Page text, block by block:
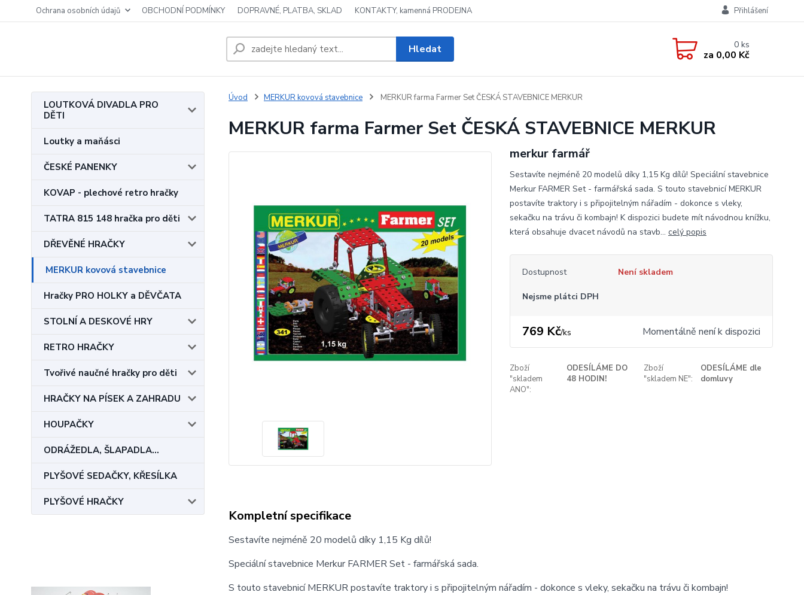
Ochrana osobních údajů OBCHODNÍ PODMÍNKY DOPRAVNÉ, PLATBA, SKLAD KONTAKTY, kamenná PRODEJNA Přihlášení
Hledat 0ks
za 0,00 Kč
LOUTKOVÁ DIVADLA PRO
DĚTI
Loutky a maňásci
ČESKÉ PANENKY
KOVAP - plechové retro hračky
TATRA 815 148 hračka pro děti
DŘEVĚNÉ HRAČKY
MERKUR kovová stavebnice
Hračky PRO HOLKY a DĚVČATA
STOLNÍ A DESKOVÉ HRY
RETRO HRAČKY
Tvořivé naučné hračky pro děti
HRAČKY NA PÍSEK A ZAHRADU
HOUPAČKY
ODRÁŽEDLA, ŠLAPADLA...
PLYŠOVÉ SEDAČKY, KŘESÍLKA
PLYŠOVÉ HRAČKY
Úvod MERKUR kovová stavebnice MERKUR farma Farmer Set ČESKÁ STAVEBNICE MERKUR
MERKUR farma Farmer Set ČESKÁ STAVEBNICE MERKUR
merkur farmář
Sestavíte nejméně 20 modelů díky 1,15 Kg dílů! Speciální stavebnice
Merkur FARMER Set - farmářská sada. S touto stavebnicí MERKUR
postavíte traktory i s připojitelným nářadím - dokonce s vleky,
sekačku na trávu či kombajn! K dispozici budete mít návodnou knížku,
která obsahuje dvacet návodů na stavb... celý popis
Dostupnost Není skladem
Nejsme plátci DPH
769 Kč/ks Momentálně není k dispozici
Zboží
"skladem
ANO":
ODESÍLÁME DO
48 HODIN!
Zboží
"skladem NE":
ODESÍLÁME dle
domluvy
Kompletní specifikace
Sestavíte nejméně 20 modelů díky 1,15 Kg dílů!
Speciální stavebnice Merkur FARMER Set - farmářská sada.
S touto stavebnicí MERKUR postavíte traktory i s připojitelným nářadím - dokonce s vleky, sekačku na trávu či kombajn!